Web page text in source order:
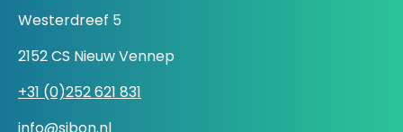
Westerdreef 5
2152 CS Nieuw Vennep
+31 (0)252 621 831